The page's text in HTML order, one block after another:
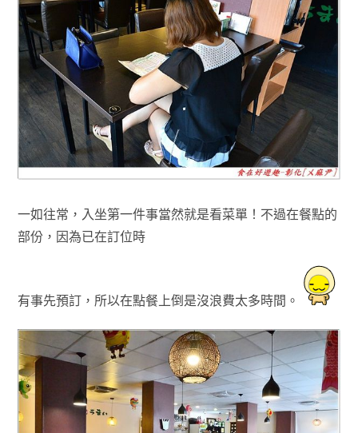
一如往常 ，入坐第一件事當然就是看菜單！不過在餐點的
部份， 因為已在訂位時
有事先預訂，所以在點餐上倒是沒浪費太多時間 。